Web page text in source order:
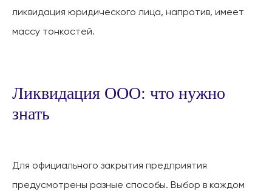
ликвидация юридического лица, напротив, имеет
массу тонкостей.
Ликвидация ООО: что нужно
знать
Для официального закрытия предприятия
предусмотрены разные способы. Выбор в каждом